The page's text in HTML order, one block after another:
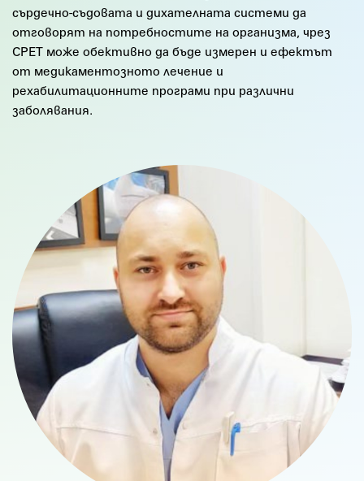
сърдечно-съдовата и дихателната системи да
отговорят на потребностите на организма, чрез
СРЕТ може обективно да бъде измерен и ефектът
от медикаментозното лечение и
рехабилитационните програми при различни
заболявания.